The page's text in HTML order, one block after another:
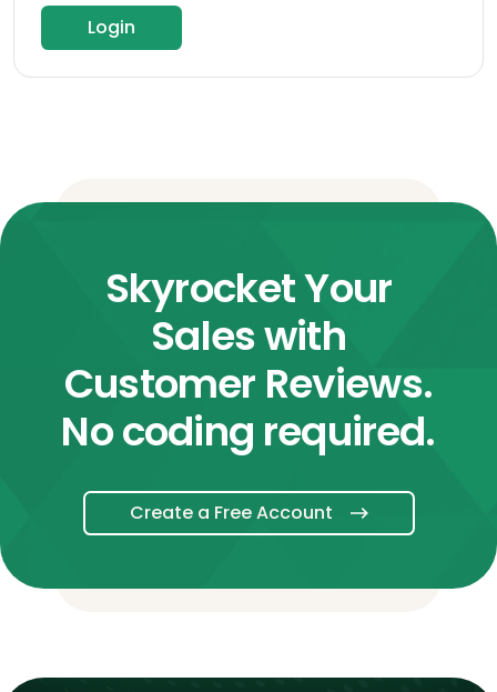
Login
Skyrocket Your
Sales with
Customer Reviews.
No coding required.
Create a Free Account